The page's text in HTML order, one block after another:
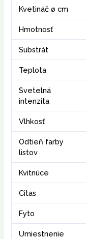
Kvetináč ø cm
Hmotnosť
Substrát
Teplota
Svetelná
intenzita
Vlhkosť
Odtieň farby
listov
Kvitnúce
Citas
Fyto
Umiestnenie